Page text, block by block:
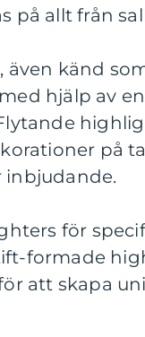
på allt från
känd
hjälp av
på
inbjudande.
för
formade
att skapa